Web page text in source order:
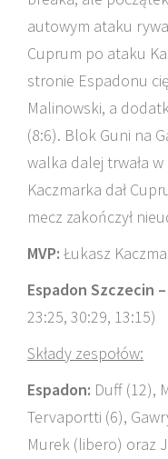
autowym ataku
Cuprum po ataku
stronie Espadonu
Malinowski, a
(8:6). Blok Guni na
walka dalej trwała
Kaczmarka dał
mecz zakończył
MVP: Łukasz
Espadon Szczecin
23:25, 30:29, 13:15)
Składy zespołów:
Espadon: Duff (12),
Tervaportti (6),
Murek (libero) oraz